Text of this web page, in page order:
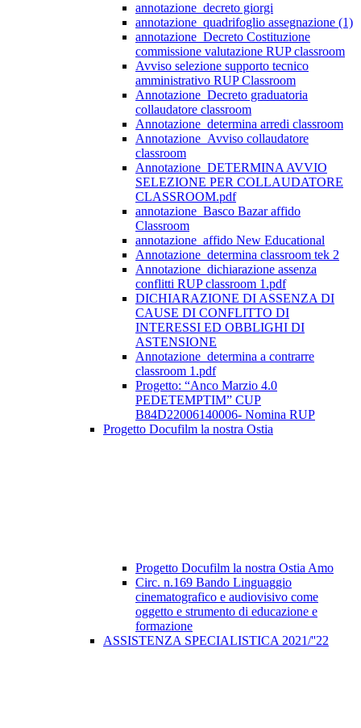
annotazione_decreto giorgi
annotazione_quadrifoglio assegnazione (1)
annotazione_Decreto Costituzione
commissione valutazione RUP classroom
Avviso selezione supporto tecnico
amministrativo RUP Classroom
Annotazione_Decreto graduatoria
collaudatore classroom
Annotazione_determina arredi classroom
Annotazione_Avviso collaudatore
classroom
Annotazione_DETERMINA AVVIO
SELEZIONE PER COLLAUDATORE
CLASSROOM.pdf
annotazione_Basco Bazar affido
Classroom
annotazione_affido New Educational
Annotazione_determina classroom tek 2
Annotazione_dichiarazione assenza
conflitti RUP classroom 1.pdf
DICHIARAZIONE DI ASSENZA DI
CAUSE DI CONFLITTO DI
INTERESSI ED OBBLIGHI DI
ASTENSIONE
Annotazione_determina a contrarre
classroom 1.pdf
Progetto: “Anco Marzio 4.0
PEDETEMPTIM” CUP
B84D22006140006- Nomina RUP
Progetto Docufilm la nostra Ostia
Progetto Docufilm la nostra Ostia Amo
Circ. n.169 Bando Linguaggio
cinematografico e audiovisivo come
oggetto e strumento di educazione e
formazione
ASSISTENZA SPECIALISTICA 2021/''22